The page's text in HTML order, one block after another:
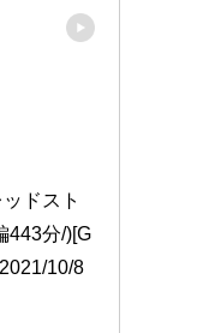
ドスト
443分/)[G
10/8